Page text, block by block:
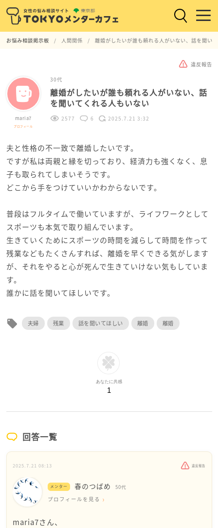
お悩み相談掲示板 人間関係 離婚がしたいが誰も頼れる人がいない、話を聞い
違反報告
maria7
プロフィール
30代
離婚がしたいが誰も頼れる人がいない、話
を聞いてくれる人もいない
2577 6 2025.7.21 3:32
夫と性格の不一致で離婚したいです。
ですが私は両親と縁を切っており、経済力も強くなく、息
子も取られてしまいそうです。
どこから手をつけていいかわからないです。
普段はフルタイムで働いていますが、ライフワークとして
スポーツも本気で取り組んでいます。
生きていくためにスポーツの時間を減らして時間を作って
残業などもたくさんすれば、離婚を早くできる気がします
が、それをやると心が死んで生きていけない気もしていま
す。
誰かに話を聞いてほしいです。
local_offer 夫婦 残業 話を聞いてほしい 離婚 離婚
あなたに共感
1
回答一覧
2025.7.21 08:13 違反報告
メンター 春のつばめ 50代
プロフィールを見る
maria7さん、